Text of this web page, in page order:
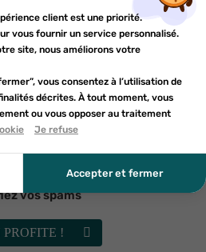
pour vous
TENA
Tena Pants ProSkin Plus Slip
absorbant medium 14 unités
×
ajouter des produits à votre
client est une priorité.
vous fournir un service personnalisé.
site, nous améliorons votre
vous consentez à l’utilisation de
décrites. À tout moment, vous
ou vous opposer au traitement
Je refuse
Accepter et fermer
notre newsletter et profitez
votre première commande*
j'accepte que les
utilisées dans le cadre de
relation commerciale qui peut en
à la politique de confidentialité.
vos spams
PROFITE !